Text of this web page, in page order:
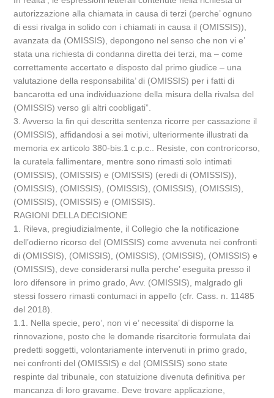
autorizzazione alla chiamata in causa di terzi (perche’ ognuno
di essi rivalga in solido con i chiamati in causa il (OMISSIS)),
avanzata da (OMISSIS), depongono nel senso che non vi e’
stata una richiesta di condanna diretta dei terzi, ma – come
correttamente accertato e disposto dal primo giudice – una
valutazione della responsabilita’ di (OMISSIS) per i fatti di
bancarotta ed una individuazione della misura della rivalsa del
(OMISSIS) verso gli altri coobligati”.
3. Avverso la fin qui descritta sentenza ricorre per cassazione il
(OMISSIS), affidandosi a sei motivi, ulteriormente illustrati da
memoria ex articolo 380-bis.1 c.p.c.. Resiste, con controricorso,
la curatela fallimentare, mentre sono rimasti solo intimati
(OMISSIS), (OMISSIS) e (OMISSIS) (eredi di (OMISSIS)),
(OMISSIS), (OMISSIS), (OMISSIS), (OMISSIS), (OMISSIS),
(OMISSIS), (OMISSIS) e (OMISSIS).
RAGIONI DELLA DECISIONE
1. Rileva, pregiudizialmente, il Collegio che la notificazione
dell’odierno ricorso del (OMISSIS) come avvenuta nei confronti
di (OMISSIS), (OMISSIS), (OMISSIS), (OMISSIS), (OMISSIS) e
(OMISSIS), deve considerarsi nulla perche’ eseguita presso il
loro difensore in primo grado, Avv. (OMISSIS), malgrado gli
stessi fossero rimasti contumaci in appello (cfr. Cass. n. 11485
del 2018).
1.1. Nella specie, pero’, non vi e’ necessita’ di disporne la
rinnovazione, posto che le domande risarcitorie formulata dai
predetti soggetti, volontariamente intervenuti in primo grado,
nei confronti del (OMISSIS) e del (OMISSIS) sono state
respinte dal tribunale, con statuizione divenuta definitiva per
mancanza di loro gravame. Deve trovare applicazione,